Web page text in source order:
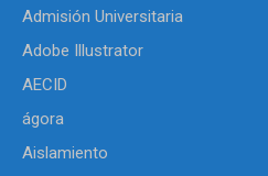
Admisión Universitaria
Adobe Illustrator
AECID
ágora
Aislamiento